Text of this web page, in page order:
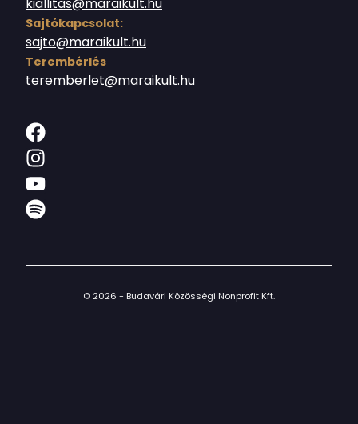
kiallitas@maraikult.hu
Sajtókapcsolat:
sajto@maraikult.hu
Terembérlés
teremberlet@maraikult.hu
© 2026 - Budavári Közösségi Nonprofit Kft.